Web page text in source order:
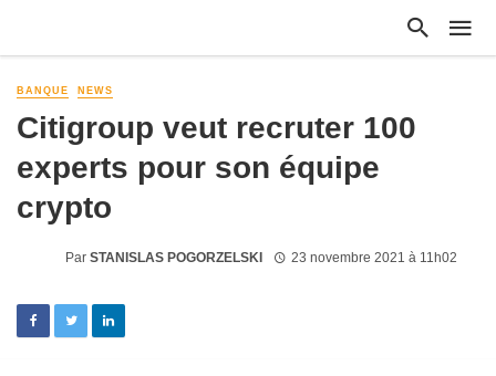
BANQUE NEWS
Citigroup veut recruter 100
experts pour son équipe
crypto
Par STANISLAS POGORZELSKI 23 novembre 2021 à 11h02